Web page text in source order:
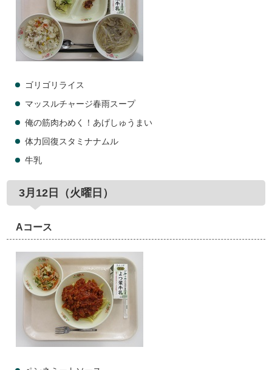
ゴリゴリライス
マッスルチャージ春雨スープ
俺の筋肉わめく！あげしゅうまい
体力回復スタミナナムル
牛乳
3月12日（火曜日）
Aコース